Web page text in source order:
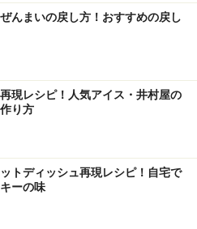
んまいの戻し方！おすすめの戻し
現レシピ！人気アイス・井村屋の
り方
トディッシュ再現レシピ！自宅で
ーの味